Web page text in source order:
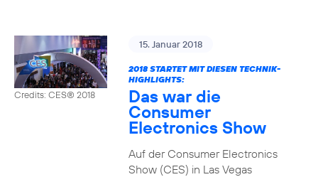
Credits: CES® 2018
15. Januar 2018
2018 STARTET MIT DIESEN TECHNIK-
HIGHLIGHTS:
Das war die
Consumer
Electronics Show
Auf der Consumer Electronics
Show (CES) in Las Vegas